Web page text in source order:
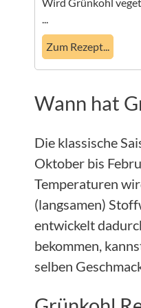
...
Zum Rezept...
Wann hat
Die klassische
Oktober bis
Temperaturen
(langsamen)
entwickelt
bekommen,
selben